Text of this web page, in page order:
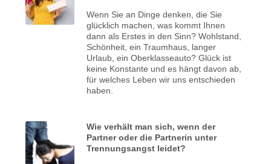
Wenn Sie an Dinge denken, die Sie
glücklich machen, was kommt Ihnen
dann als Erstes in den Sinn? Wohlstand,
Schönheit, ein Traumhaus, langer
Urlaub, ein Oberklasseauto? Glück ist
keine Konstante und es hängt davon ab,
für welches Leben wir uns entschieden
haben.
Wie verhält man sich, wenn der
Partner oder die Partnerin unter
Trennungsangst leidet?